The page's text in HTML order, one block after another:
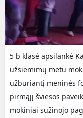
5 b klasė apsilankė
užsiėmimų metu
užburiantį meninės
pirmąjį šviesos
mokiniai sužinojo